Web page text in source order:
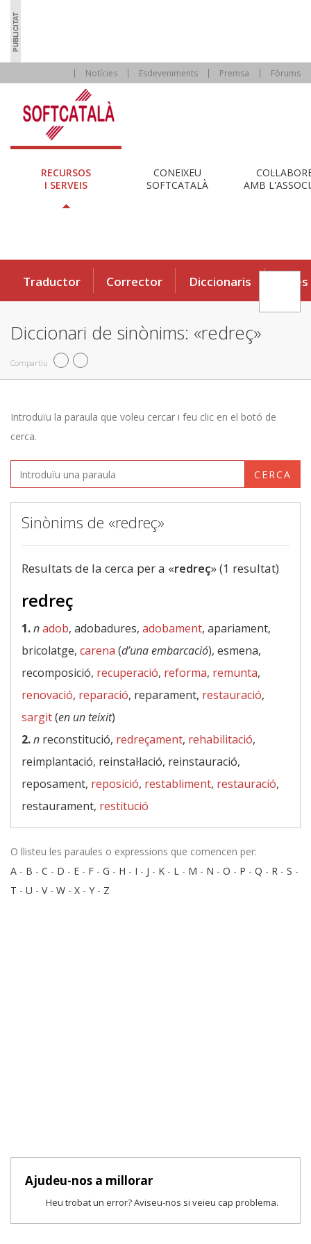
Notícies Esdeveniments Premsa Fòrums
RECURSOS
I SERVEIS
CONEIXEU
SOFTCATALÀ
AMB
Traductor Corrector Diccionaris Eines
Diccionari de sinònims: «redreç»
Compartiu
Introduïu la paraula que voleu cercar i feu clic en el botó de
cerca.
CERCA
Sinònims de «redreç»
Resultats de la cerca per a «redreç» (1 resultat)
redreç
1.nadob, adobadures, adobament, apariament,
bricolatge, carena (d’una embarcació), esmena,
recomposició, recuperació, reforma, remunta,
renovació, reparació, reparament, restauració,
sargit(en un teixit)
2.n reconstitució, redreçament, rehabilitació,
reimplantació, reinstal·lació, reinstauració,
reposament, reposició, restabliment, restauració,
restaurament, restitució
O llisteu les paraules o expressions que comencen per:
A - B - C - D - E - F - G - H - I - J - K - L - M - N - O - P - Q - R - S -
T - U - V- W - X - Y - Z
Ajudeu-nos a millorar
Heu trobat un error? Aviseu-nos si veieu cap problema.